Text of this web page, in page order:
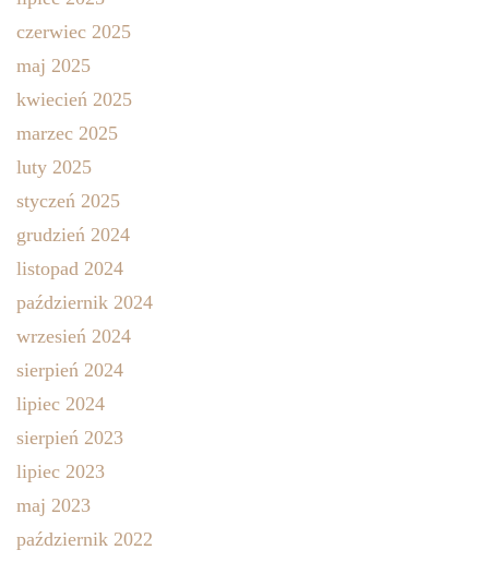
czerwiec 2025
maj 2025
kwiecień 2025
marzec 2025
luty 2025
styczeń 2025
grudzień 2024
listopad 2024
październik 2024
wrzesień 2024
sierpień 2024
lipiec 2024
sierpień 2023
lipiec 2023
maj 2023
październik 2022